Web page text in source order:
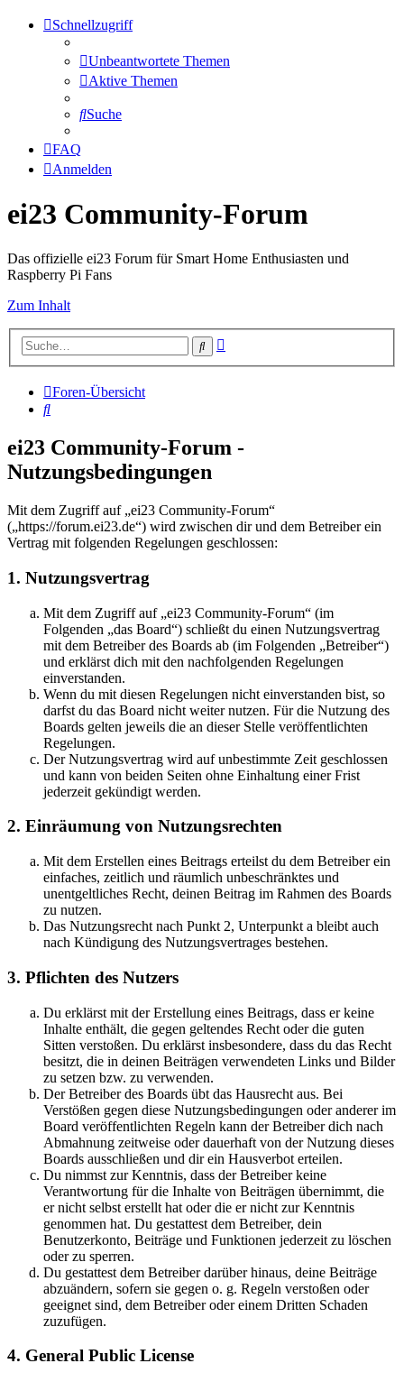
Schnellzugriff
Unbeantwortete Themen
Aktive Themen
Suche
FAQ
Anmelden
ei23 Community-Forum
Das offizielle ei23 Forum für Smart Home Enthusiasten und
Raspberry Pi Fans
Zum Inhalt
Suche
Foren-Übersicht
Suche
ei23 Community-Forum -
Nutzungsbedingungen
Mit dem Zugriff auf „ei23 Community-Forum“
(„https://forum.ei23.de“) wird zwischen dir und dem Betreiber ein
Vertrag mit folgenden Regelungen geschlossen:
1. Nutzungsvertrag
Mit dem Zugriff auf „ei23 Community-Forum“ (im
Folgenden „das Board“) schließt du einen Nutzungsvertrag
mit dem Betreiber des Boards ab (im Folgenden „Betreiber“)
und erklärst dich mit den nachfolgenden Regelungen
einverstanden.
Wenn du mit diesen Regelungen nicht einverstanden bist, so
darfst du das Board nicht weiter nutzen. Für die Nutzung des
Boards gelten jeweils die an dieser Stelle veröffentlichten
Regelungen.
Der Nutzungsvertrag wird auf unbestimmte Zeit geschlossen
und kann von beiden Seiten ohne Einhaltung einer Frist
jederzeit gekündigt werden.
2. Einräumung von Nutzungsrechten
Mit dem Erstellen eines Beitrags erteilst du dem Betreiber ein
einfaches, zeitlich und räumlich unbeschränktes und
unentgeltliches Recht, deinen Beitrag im Rahmen des Boards
zu nutzen.
Das Nutzungsrecht nach Punkt 2, Unterpunkt a bleibt auch
nach Kündigung des Nutzungsvertrages bestehen.
3. Pflichten des Nutzers
Du erklärst mit der Erstellung eines Beitrags, dass er keine
Inhalte enthält, die gegen geltendes Recht oder die guten
Sitten verstoßen. Du erklärst insbesondere, dass du das Recht
besitzt, die in deinen Beiträgen verwendeten Links und Bilder
zu setzen bzw. zu verwenden.
Der Betreiber des Boards übt das Hausrecht aus. Bei
Verstößen gegen diese Nutzungsbedingungen oder anderer im
Board veröffentlichten Regeln kann der Betreiber dich nach
Abmahnung zeitweise oder dauerhaft von der Nutzung dieses
Boards ausschließen und dir ein Hausverbot erteilen.
Du nimmst zur Kenntnis, dass der Betreiber keine
Verantwortung für die Inhalte von Beiträgen übernimmt, die
er nicht selbst erstellt hat oder die er nicht zur Kenntnis
genommen hat. Du gestattest dem Betreiber, dein
Benutzerkonto, Beiträge und Funktionen jederzeit zu löschen
oder zu sperren.
Du gestattest dem Betreiber darüber hinaus, deine Beiträge
abzuändern, sofern sie gegen o. g. Regeln verstoßen oder
geeignet sind, dem Betreiber oder einem Dritten Schaden
zuzufügen.
4. General Public License